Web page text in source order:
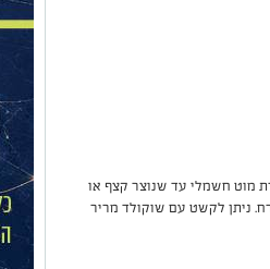
מוט חשמלי עד שנוצר קצף או
ניתן לקשט עם שוקולד מריר